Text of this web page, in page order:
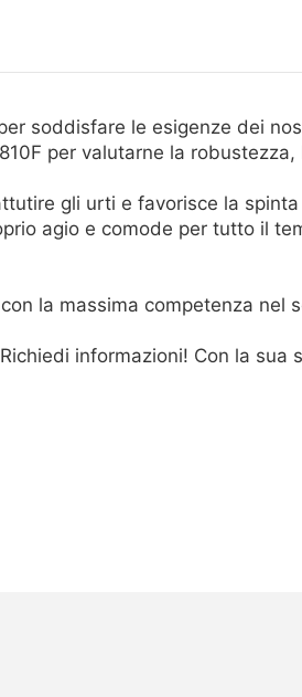
soddisfare le esigenze dei
per valutarne la robustezza,
gli urti e favorisce la
agio e comode per tutto il
la massima competenza nel
informazioni! Con la sua